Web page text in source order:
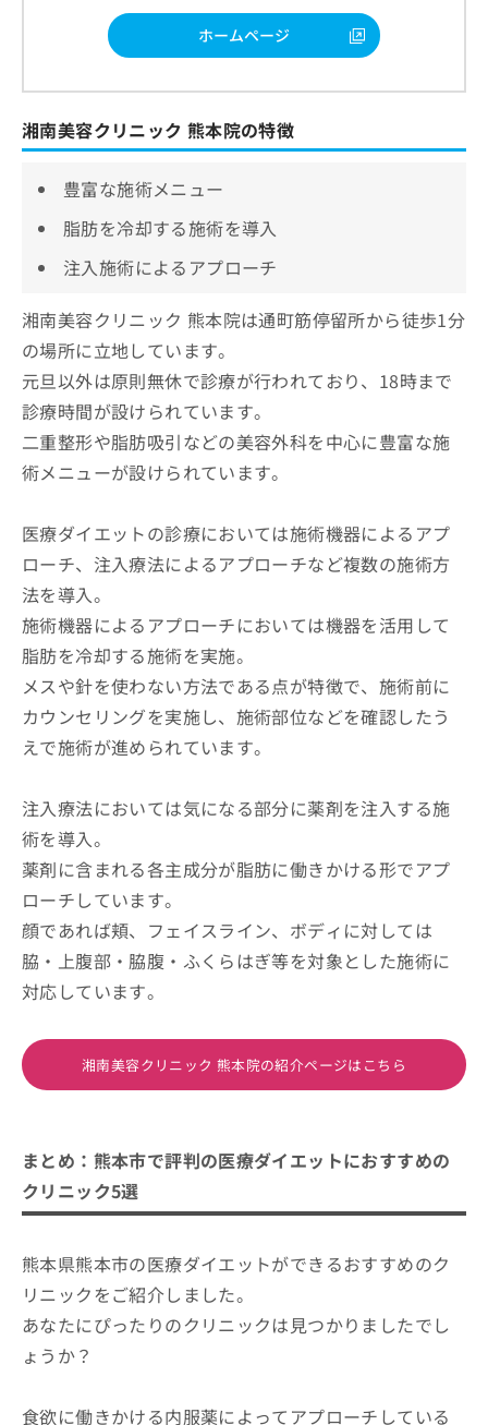
ホームページ
湘南美容クリニック 熊本院の特徴
豊富な施術メニュー
脂肪を冷却する施術を導入
注入施術によるアプローチ
湘南美容クリニック 熊本院は通町筋停留所から徒歩1分
の場所に立地しています。
元旦以外は原則無休で診療が行われており、18時まで
診療時間が設けられています。
二重整形や脂肪吸引などの美容外科を中心に豊富な施
術メニューが設けられています。
医療ダイエットの診療においては施術機器によるアプ
ローチ、注入療法によるアプローチなど複数の施術方
法を導入。
施術機器によるアプローチにおいては機器を活用して
脂肪を冷却する施術を実施。
メスや針を使わない方法である点が特徴で、施術前に
カウンセリングを実施し、施術部位などを確認したう
えで施術が進められています。
注入療法においては気になる部分に薬剤を注入する施
術を導入。
薬剤に含まれる各主成分が脂肪に働きかける形でアプ
ローチしています。
顔であれば頬、フェイスライン、ボディに対しては
脇・上腹部・脇腹・ふくらはぎ等を対象とした施術に
対応しています。
湘南美容クリニック 熊本院の紹介ページはこちら
まとめ：熊本市で評判の医療ダイエットにおすすめの
クリニック5選
熊本県熊本市の医療ダイエットができるおすすめのク
リニックをご紹介しました。
あなたにぴったりのクリニックは見つかりましたでし
ょうか？
食欲に働きかける内服薬によってアプローチしている